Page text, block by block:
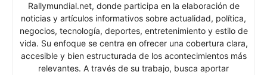
Rallymundial.net, donde participa en la elaboración de
noticias y artículos informativos sobre actualidad, política,
negocios, tecnología, deportes, entretenimiento y estilo de
vida. Su enfoque se centra en ofrecer una cobertura clara,
accesible y bien estructurada de los acontecimientos más
relevantes. A través de su trabajo, busca aportar